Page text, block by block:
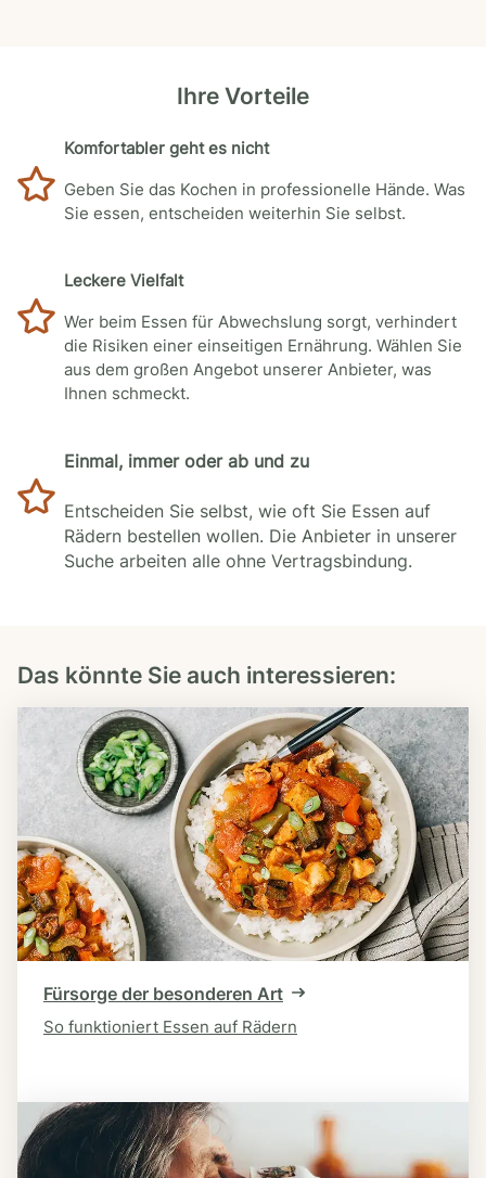
Ihre Vorteile
Komfortabler geht es nicht
Geben Sie das Kochen in professionelle Hände. Was
Sie essen, entscheiden weiterhin Sie selbst.
Leckere Vielfalt
Wer beim Essen für Abwechslung sorgt, verhindert
die Risiken einer einseitigen Ernährung. Wählen Sie
aus dem großen Angebot unserer Anbieter, was
Ihnen schmeckt.
Einmal, immer oder ab und zu
Entscheiden Sie selbst, wie oft Sie Essen auf
Rädern bestellen wollen. Die Anbieter in unserer
Suche arbeiten alle ohne Vertragsbindung.
Das könnte Sie auch interessieren:
Fürsorge der besonderen Art
So funktioniert Essen auf Rädern